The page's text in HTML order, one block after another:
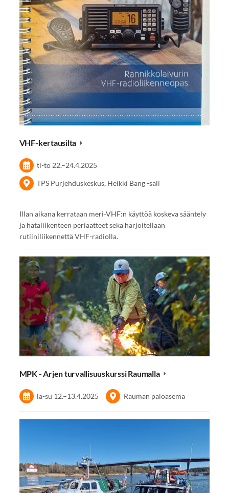
VHF-kertausilta
ti-to 22.–24.4.2025
TPS Purjehduskeskus, Heikki Bang -sali
Illan aikana kerrataan meri-VHF:n käyttöä koskeva sääntely
ja hätäliikenteen periaatteet sekä harjoitellaan
rutiiniliikennettä VHF-radiolla.
MPK - Arjen turvallisuuskurssi Raumalla
la-su 12.–13.4.2025 Rauman paloasema